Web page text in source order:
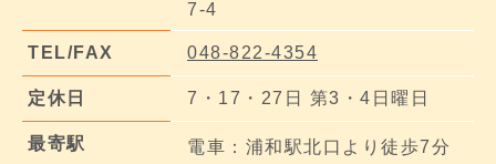
7-4
TEL/FAX 048-822-4354
定休日 7・17・27日 第3・4日曜日
最寄駅
電車：浦和駅北口より徒歩7分